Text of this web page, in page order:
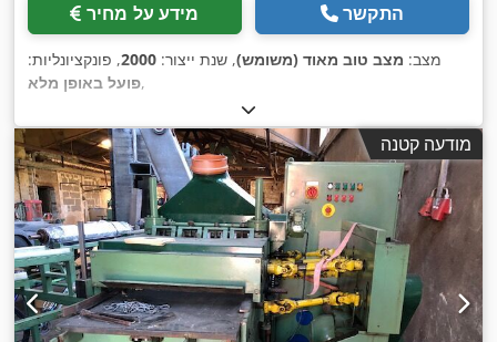
מידע על מחיר התקשר
מצב: מצב טוב מאוד (משומש), שנת ייצור: 2000, פונקציונליות:
פועל באופן מלא,
מודעה קטנה